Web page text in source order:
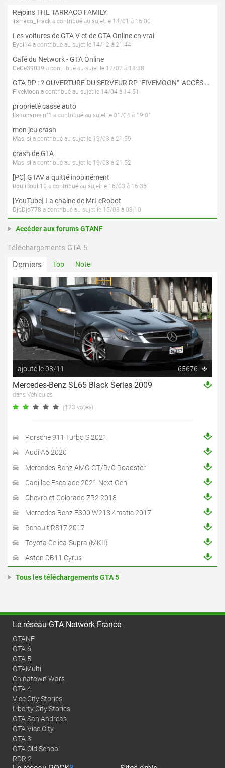
Rejoins THE TARRACO FAMILY
Tarraco_Track a contribué au sujet le 14/01 à 16:00
Les voitures de GTA V et de GTA Online en vrai
Eybi14 a contribué au sujet le 14/12 à 21:44
Café du Network - GTA Online
CeCe39039 a contribué au sujet le 17/07 à 18:38
GTA RP : ? OUVERTURE DU SERVEUR RP "FIVEMOON"  ACCÈS LIBRE ?
FiveMoon a contribué au sujet le 14/04 à 14:51
proprieté casse auto
L'anonyme n°1 a contribué au sujet le 01/04 à 19:01
mon jeu crash
Mas_si a contribué au sujet le 19/03 à 21:59
crash de GTA
Mas_si a contribué au sujet le 19/03 à 21:52
[PC] GTAV a quitté inopinément
BouliBouli10 a contribué au sujet le 16/03 à 16:35
[YouTube] La chaine de MrLeRobot
DjoDjo778 a contribué au sujet le 15/03 à 03:10
Accéder aux forums GTANF
Téléchargements GTA 5
Derniers Top Note
ajouté le 08/11 65676
Mercedes-Benz SL65 Black Series 2009
dans Véhicules
(123 votes)
Porsche 911 Turbo S 2021
Audi A6 2020
Mercedes-Benz AMG GT/R/C Roadster
Cadillac Escalade 2021 Next Gen
Chevrolet Colorado ZR2 2018
Mercedes-Benz E300 W213 4matic 2017
Renault RS17 2017
Toyota Celica-Supra (MKII)
Aston DB11 Cyrus
Tous les téléchargements GTA 5
Le réseau GTA Network France
GTANF
GTA 6
GTA 5
GTAMulti
Chinatown Wars
GTA 4
Vice City Stories
Liberty City Stories
GTA San Andreas
GTA Vice City
GTA 3
GTA Old School
RDR 2